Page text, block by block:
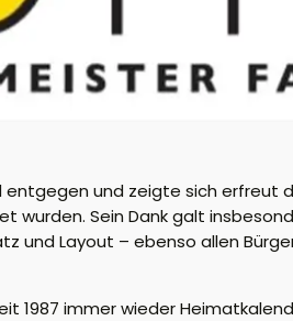
und zeigte sich erfreut
Sein Dank galt
und Layout – ebenso allen
1987 immer wieder